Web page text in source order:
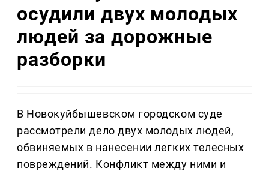
осудили двух молодых
людей за дорожные
разборки
В Новокуйбышевском городском суде
рассмотрели дело двух молодых людей,
обвиняемых в нанесении легких телесных
повреждений. Конфликт между ними и